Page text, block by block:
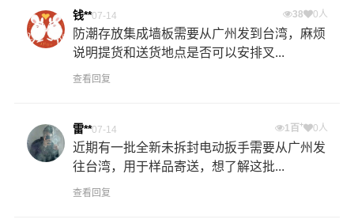
钱**07-14 38 0人
防潮存放集成墙板需要从广州发到台湾，麻烦
说明提货和送货地点是否可以安排叉...
查看回复
雷**07-14 1百+ 0人
近期有一批全新未拆封电动扳手需要从广州发
往台湾，用于样品寄送，想了解这批...
查看回复